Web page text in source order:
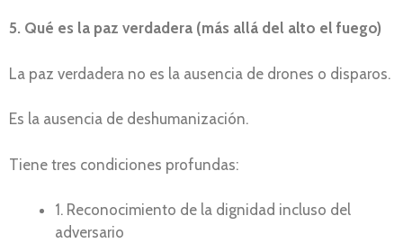
5. Qué es la paz verdadera (más allá del alto el fuego)
La paz verdadera no es la ausencia de drones o disparos.
Es la ausencia de deshumanización.
Tiene tres condiciones profundas:
1. Reconocimiento de la dignidad incluso del
adversario